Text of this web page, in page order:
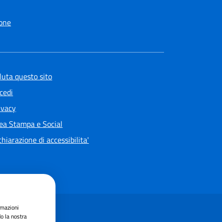
questo sito
Stampa e Social
di accessibilita'
la nostra